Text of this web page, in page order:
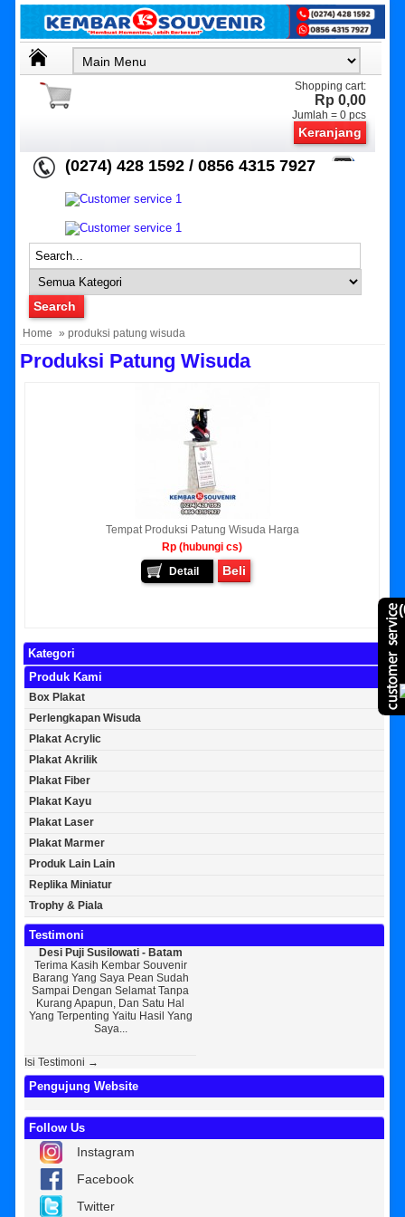
Shopping cart:
Rp 0,00
Jumlah =0 pcs
Keranjang
(0274) 428 1592 / 0856 4315 7927
Home » produksi patung wisuda
Produksi Patung Wisuda
Tempat Produksi Patung Wisuda Harga
Rp (hubungi cs)
Detail
Beli
Kategori
Produk Kami
Box Plakat
Perlengkapan Wisuda
Plakat Acrylic
Plakat Akrilik
Plakat Fiber
Plakat Kayu
Plakat Laser
Plakat Marmer
Produk Lain Lain
Replika Miniatur
Trophy & Piala
Testimoni
Desi Puji Susilowati - Batam
Terima Kasih Kembar Souvenir
Barang Yang Saya Pean Sudah
Sampai Dengan Selamat Tanpa
Kurang Apapun, Dan Satu Hal
Yang Terpenting Yaitu Hasil Yang
Saya...
Isi Testimoni →
Pengujung Website
Follow Us
Instagram
Facebook
Twitter